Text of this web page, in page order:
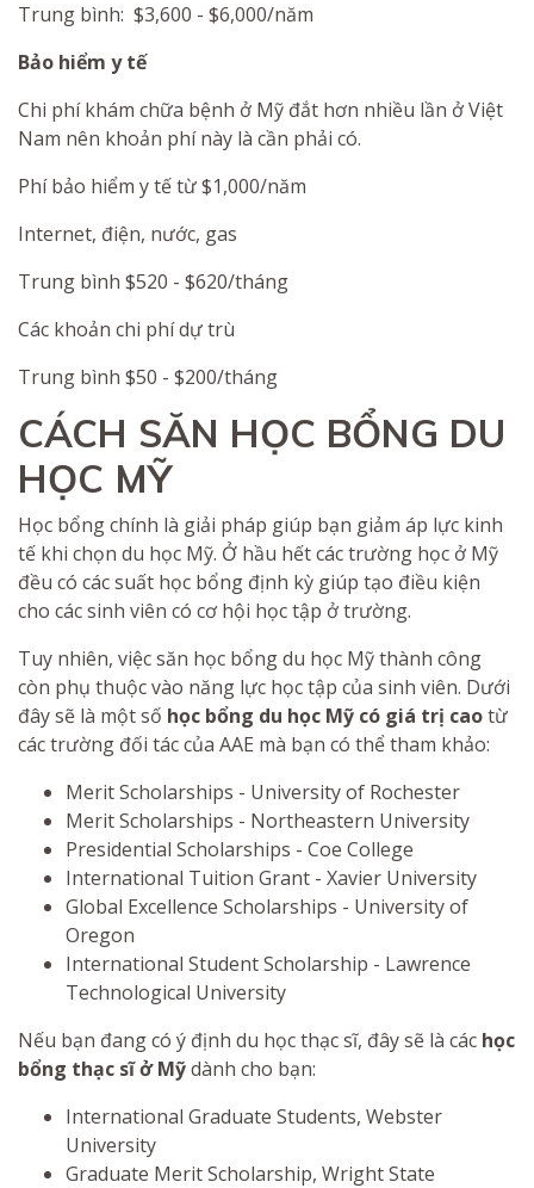
Trung bình: $3,600 - $6,000/năm
Bảo hiểm y tế
Chi phí khám chữa bệnh ở Mỹ đắt hơn nhiều lần ở Việt
Nam nên khoản phí này là cần phải có.
Phí bảo hiểm y tế từ $1,000/năm
Internet, điện, nước, gas
Trung bình $520 - $620/tháng
Các khoản chi phí dự trù
Trung bình $50 - $200/tháng
CÁCH SĂN HỌC BỔNG DU
HỌC MỸ
Học bổng chính là giải pháp giúp bạn giảm áp lực kinh
tế khi chọn du học Mỹ. Ở hầu hết các trường học ở Mỹ
đều có các suất học bổng định kỳ giúp tạo điều kiện
cho các sinh viên có cơ hội học tập ở trường.
Tuy nhiên, việc săn học bổng du học Mỹ thành công
còn phụ thuộc vào năng lực học tập của sinh viên. Dưới
đây sẽ là một số học bổng du học Mỹ có giá trị caotừ
các trường đối tác của AAE mà bạn có thể tham khảo:
Merit Scholarships - University of Rochester
Merit Scholarships - Northeastern University
Presidential Scholarships - Coe College
International Tuition Grant - Xavier University
Global Excellence Scholarships - University of
Oregon
International Student Scholarship - Lawrence
Technological University
Nếu bạn đang có ý định du học thạc sĩ, đây sẽ là các học
bổng thạc sĩ ở Mỹdành cho bạn:
International Graduate Students, Webster
University
Graduate Merit Scholarship, Wright State